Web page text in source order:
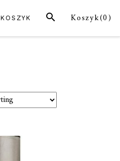
Koszyk(0)
SZUKAJ
KOSZYK